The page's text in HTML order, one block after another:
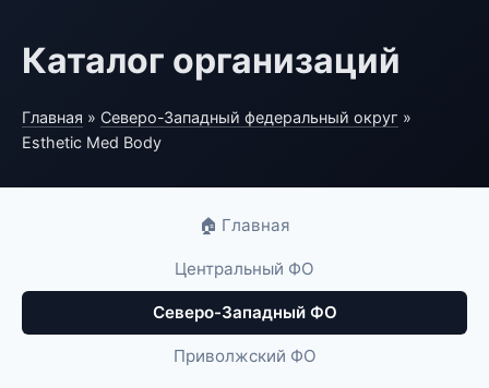
Каталог организаций
Главная » Северо-Западный федеральный округ »
Esthetic Med Body
🏠 Главная
Центральный ФО
Северо-Западный ФО
Приволжский ФО